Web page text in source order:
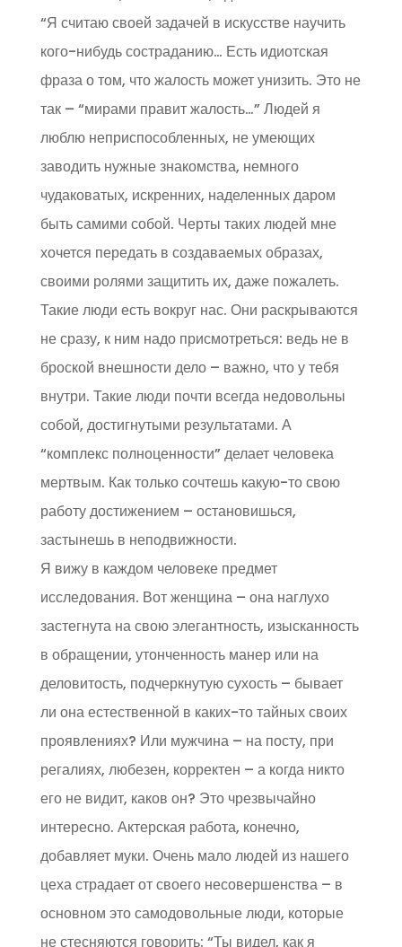
“Я считаю своей задачей в искусстве научить
кого-нибудь состраданию… Есть идиотская
фраза о том, что жалость может унизить. Это не
так – “мирами правит жалость…” Людей я
люблю неприспособленных, не умеющих
заводить нужные знакомства, немного
чудаковатых, искренних, наделенных даром
быть самими собой. Черты таких людей мне
хочется передать в создаваемых образах,
своими ролями защитить их, даже пожалеть.
Такие люди есть вокруг нас. Они раскрываются
не сразу, к ним надо присмотреться: ведь не в
броской внешности дело – важно, что у тебя
внутри. Такие люди почти всегда недовольны
собой, достигнутыми результатами. А
“комплекс полноценности” делает человека
мертвым. Как только сочтешь какую-то свою
работу достижением – остановишься,
застынешь в неподвижности.
Я вижу в каждом человеке предмет
исследования. Вот женщина – она наглухо
застегнута на свою элегантность, изысканность
в обращении, утонченность манер или на
деловитость, подчеркнутую сухость – бывает
ли она естественной в каких-то тайных своих
проявлениях? Или мужчина – на посту, при
регалиях, любезен, корректен – а когда никто
его не видит, каков он? Это чрезвычайно
интересно. Актерская работа, конечно,
добавляет муки. Очень мало людей из нашего
цеха страдает от своего несовершенства – в
основном это самодовольные люди, которые
не стесняются говорить: “Ты видел, как я